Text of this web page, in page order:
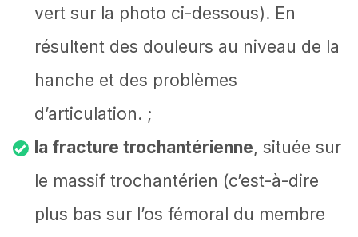
vert sur la photo ci-dessous). En
résultent des douleurs au niveau de la
hanche et des problèmes
d’articulation. ;
la fracture trochantérienne, située sur
le massif trochantérien (c’est-à-dire
plus bas sur l’os fémoral du membre